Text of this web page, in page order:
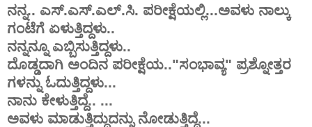
ನನ್ನ.. ಎಸ್.ಎಸ್.ಎಲ್.ಸಿ. ಪರೀಕ್ಷೆಯಲ್ಲಿ...ಅವಳು ನಾಲ್ಕು
ಗಂಟೆಗೆ ಏಳುತ್ತಿದ್ದಳು..
ನನ್ನನ್ನೂ ಎಬ್ಬಿಸುತ್ತಿದ್ದಳು..
ದೊಡ್ಡದಾಗಿ ಅಂದಿನ ಪರೀಕ್ಷೆಯ.."ಸಂಭಾವ್ಯ" ಪ್ರಶ್ನೋತ್ತರ
ಗಳನ್ನು ಓದುತ್ತಿದ್ದಳು...
ನಾನು ಕೇಳುತ್ತಿದ್ದೆ.. ...
ಅವಳು ಮಾಡುತ್ತಿದ್ದುದನ್ನು ನೋಡುತ್ತಿದ್ದೆ...